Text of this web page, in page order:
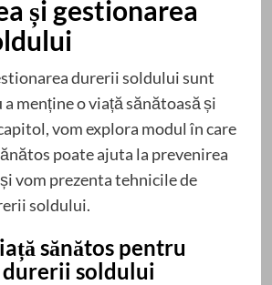
și gestionarea
durerii soldului sunt
menține o viață sănătoasă și
vom explora modul în care
poate ajuta la prevenirea
vom prezenta tehnicile de
soldului.
sănătos pentru
soldului